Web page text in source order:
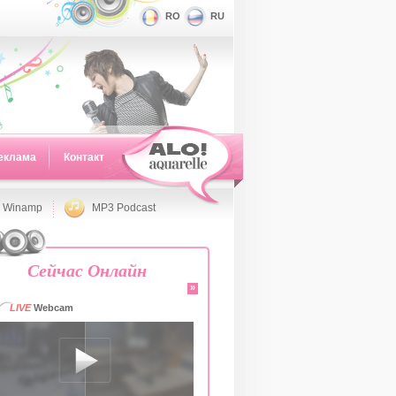
RO RU
Контакт
Winamp MP3 Podcast
Сейчас Онлайн
»
LIVEWebcam